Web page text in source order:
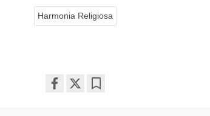
Harmonia Religiosa